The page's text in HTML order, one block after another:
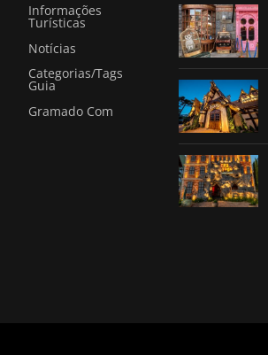
Informações
Turísticas
Notícias
Categorias/Tags
Guia
Gramado Com